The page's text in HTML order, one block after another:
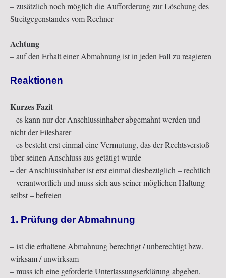
– zusätzlich noch möglich die Aufforderung zur Löschung des
Streitgegenstandes vom Rechner
Achtung
– auf den Erhalt einer Abmahnung ist in jeden Fall zu reagieren
Reaktionen
Kurzes Fazit
– es kann nur der Anschlussinhaber abgemahnt werden und
nicht der Filesharer
– es besteht erst einmal eine Vermutung, das der Rechtsverstoß
über seinen Anschluss aus getätigt wurde
– der Anschlussinhaber ist erst einmal diesbezüglich – rechtlich
– verantwortlich und muss sich aus seiner möglichen Haftung –
selbst – befreien
1. Prüfung der Abmahnung
– ist die erhaltene Abmahnung berechtigt / unberechtigt bzw.
wirksam / unwirksam
– muss ich eine geforderte Unterlassungserklärung abgeben,